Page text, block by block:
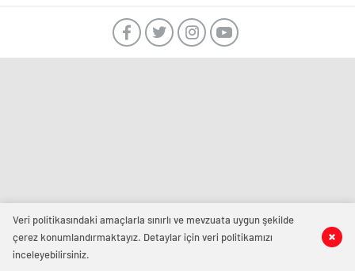
Veri politikasındaki amaçlarla sınırlı ve mevzuata uygun şekilde
çerez konumlandırmaktayız. Detaylar için veri politikamızı
inceleyebilirsiniz.